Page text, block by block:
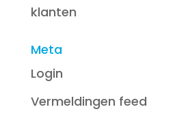
klanten
Meta
Login
Vermeldingen feed